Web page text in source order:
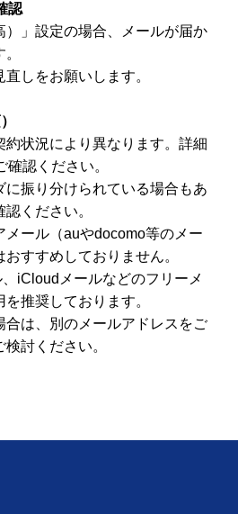
認
）」設定の場合、メールが届か
しをお願いします。
約状況により異なります。詳細
認ください。
に振り分けられている場合もあ
ください。
メール（auやdocomo等のメー
すすめしておりません。
iCloud メールなどのフリーメ
推奨しております。
合は、別のメールアドレスをご
討ください。